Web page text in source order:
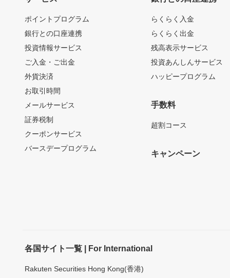
ポイントプログラム
銀行との口座連携
投資情報サービス
ご入金・ご出金
外貨決済
お取引時間
メールサービス
証券税制
クーポンサービス
バースデープログラム
らくらく入金
らくらく出金
残高表示サービス
投資あんしんサービス
ハッピープログラム
手数料
超割コース
キャンペーン
各国サイト一覧 | For International
Rakuten Securities Hong Kong(香港)